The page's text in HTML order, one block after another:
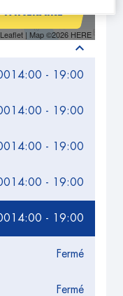
14:00 - 19:00
14:00 - 19:00
14:00 - 19:00
14:00 - 19:00
14:00 - 19:00
Fermé
Fermé
Leaflet | Map ©2026 HERE